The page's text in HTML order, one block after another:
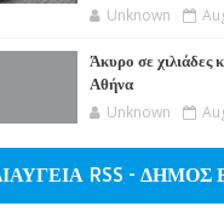
Unknown
Άκυρο σε χιλιάδες
Αθήνα
Unknown
RSS - ΔΗΜΟΣ